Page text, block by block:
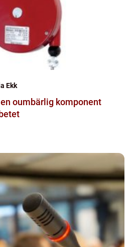
Ekk
oumbärlig komponent